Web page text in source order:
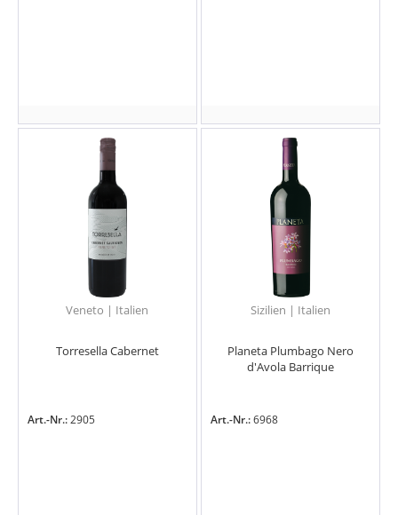
Veneto | Italien
Torresella Cabernet
Art.-Nr.:2905
Sizilien | Italien
Planeta Plumbago Nero
d'Avola Barrique
Art.-Nr.:6968